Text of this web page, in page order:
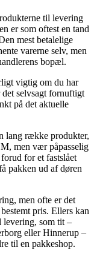
til levering
er som oftest en tand
mest betalelige
varerne selv, men
bopæl.
vigtig om du har
selvsagt fornuftigt
på det aktuelle
lang række produkter,
men vær påpasselig
for et fastslået
pakken ud af døren
men ofte er det
pris. Ellers kan
levering, som tit –
eller Hinnerup –
til en pakkeshop.